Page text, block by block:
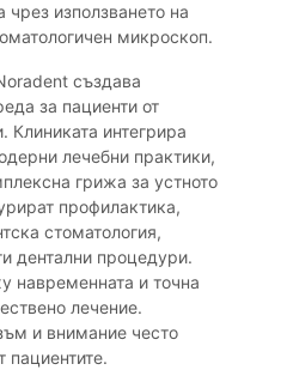
чрез използването на
микроскоп.
създава
за пациенти от
Клиниката интегрира
лечебни практики,
грижа за устното
профилактика,
стоматология,
дентални процедури.
навременната и точна
лечение.
и внимание често
пациентите.